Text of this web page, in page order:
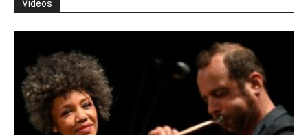
Videos